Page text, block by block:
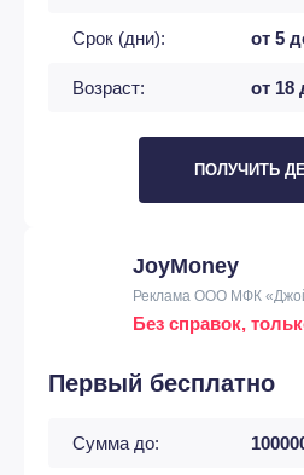
Срок (дни): от 5
Возраст: от 18
ПОЛУЧИТЬ
JoyMoney
Реклама ООО МФК
Без справок,
Первый бесплатно
Сумма до: